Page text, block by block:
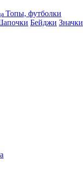
Топы, футболки
Бейджи Значки